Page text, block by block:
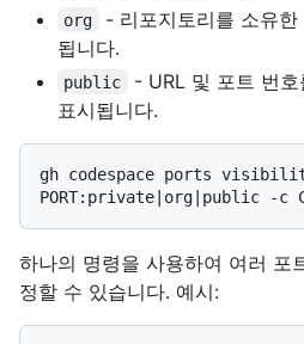
org
- 리포지토리를 소유
됩니다.
public
- URL 및 포트 번
표시됩니다.
gh codespace ports visibility
하나의 명령을 사용하여 여러 포
정할 수 있습니다. 예시: